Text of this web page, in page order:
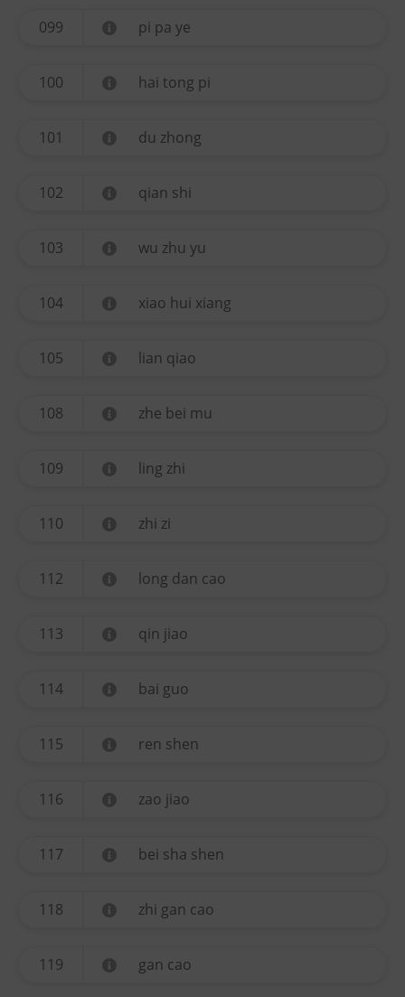
099 pi pa ye
100 hai tong pi
101 du zhong
102 qian shi
103 wu zhu yu
104 xiao hui xiang
105 lian qiao
108 zhe bei mu
109 ling zhi
110 zhi zi
112 long dan cao
113 qin jiao
114 bai guo
115 ren shen
116 zao jiao
117 bei sha shen
118 zhi gan cao
119 gan cao